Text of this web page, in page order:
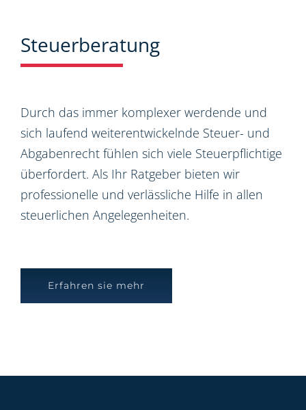
Steuerberatung
Durch das immer komplexer werdende und
sich laufend weiterentwickelnde Steuer- und
Abgabenrecht fühlen sich viele Steuerpflichtige
überfordert. Als Ihr Ratgeber bieten wir
professionelle und verlässliche Hilfe in allen
steuerlichen Angelegenheiten.
Erfahren sie mehr